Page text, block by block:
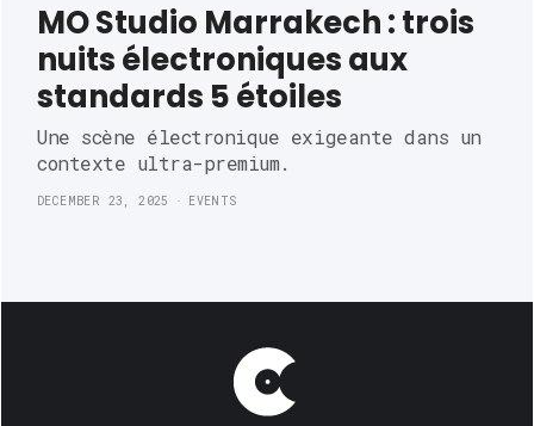
MO Studio Marrakech : trois
nuits électroniques aux
standards 5 étoiles
Une scène électronique exigeante dans un
contexte ultra-premium.
EVENTS
DECEMBER 23, 2025